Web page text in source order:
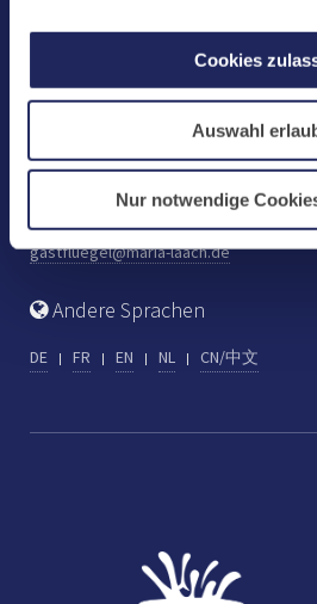
Cookies
Auswahl
Nur notwendige
Fax: +49 (0) 2652 59-359
www.maria-laach.de
Tel: +49 (0) 2652 59-313
Fax: +49 (0) 2652 59-282
gastfluegel@maria-laach.de
Andere Sprachen
DE FR EN NL CN/中文